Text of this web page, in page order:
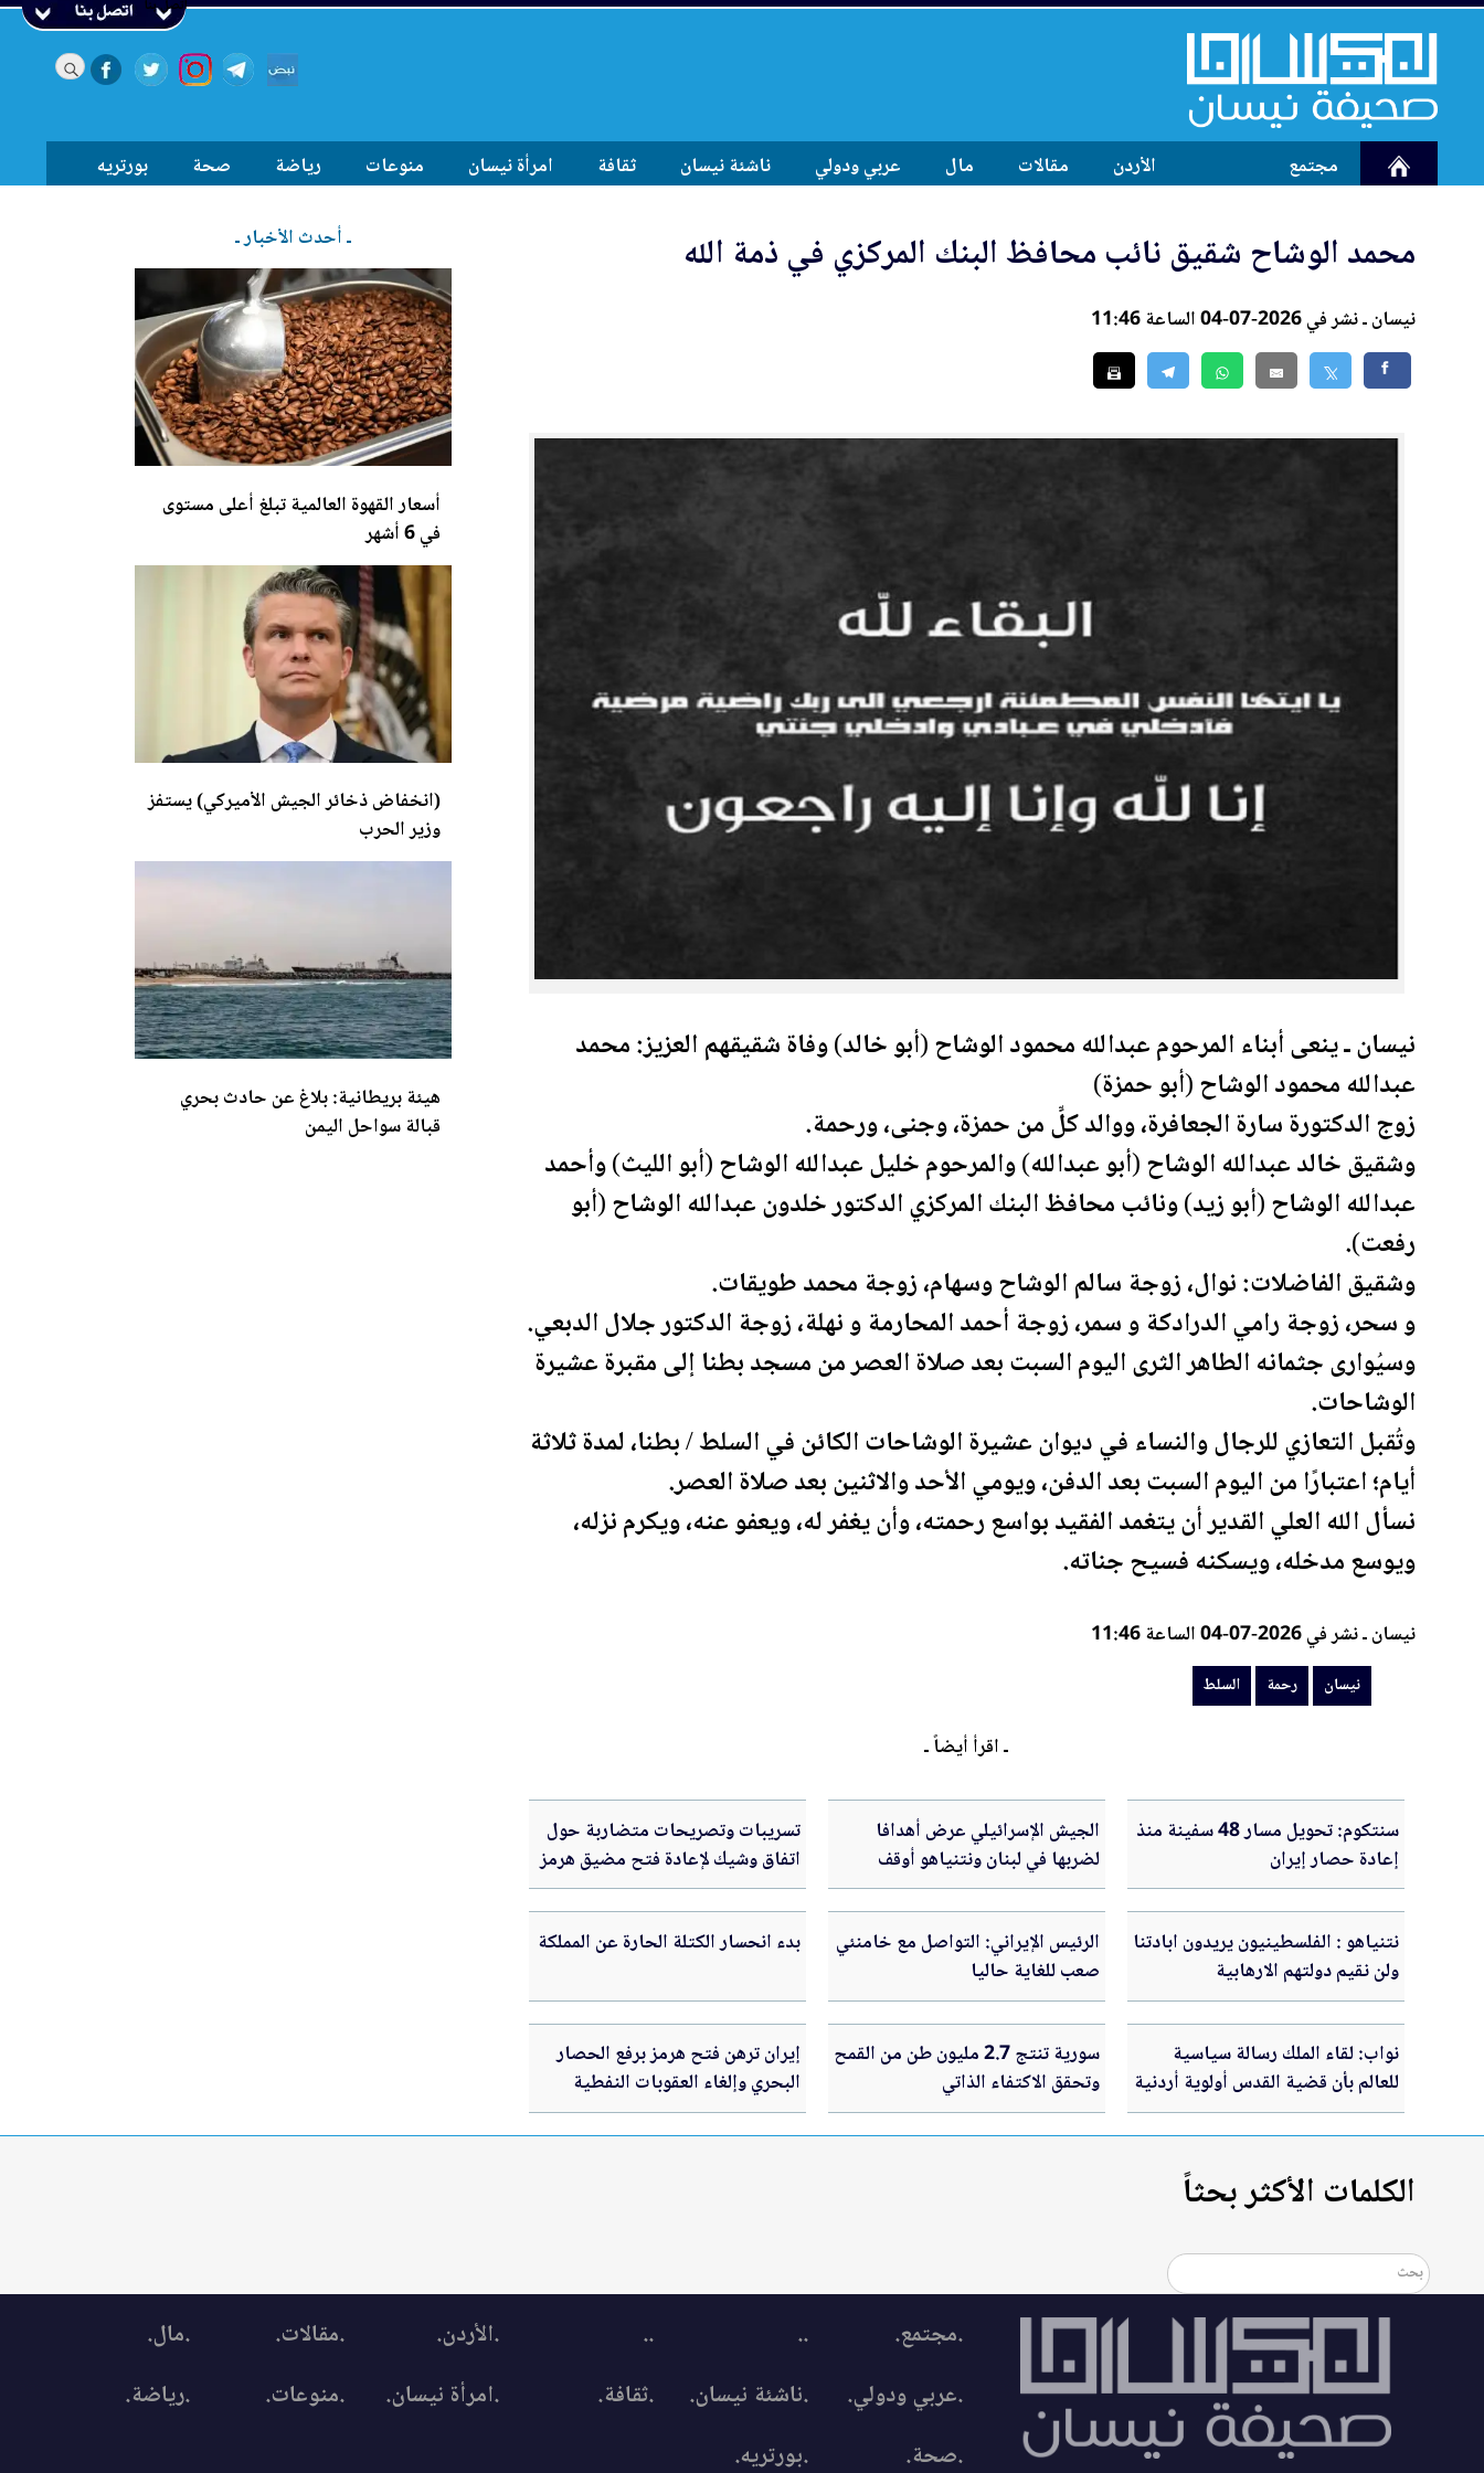
اتصل بنا
مجتمع الأردن مقالات مال عربي ودولي ناشئة نيسان ثقافة امرأة نيسان منوعات رياضة صحة بورتريه
محمد الوشاح شقيق نائب محافظ البنك المركزي في ذمة الله
نيسان ـ نشر في 2026-07-04 الساعة 11:46
نيسان ـ ينعى أبناء المرحوم عبدالله محمود الوشاح (أبو خالد) وفاة شقيقهم العزيز: محمد
عبدالله محمود الوشاح (أبو حمزة)
زوج الدكتورة سارة الجعافرة، ووالد كلٍّ من حمزة، وجنى، ورحمة.
وشقيق خالد عبدالله الوشاح (أبو عبدالله) والمرحوم خليل عبدالله الوشاح (أبو الليث) وأحمد
عبدالله الوشاح (أبو زيد) ونائب محافظ البنك المركزي الدكتور خلدون عبدالله الوشاح (أبو
رفعت).
وشقيق الفاضلات: نوال، زوجة سالم الوشاح وسهام، زوجة محمد طويقات.
و سحر، زوجة رامي الدرادكة و سمر، زوجة أحمد المحارمة و نهلة، زوجة الدكتور جلال الدبعي.
وسيُوارى جثمانه الطاهر الثرى اليوم السبت بعد صلاة العصر من مسجد بطنا إلى مقبرة عشيرة
الوشاحات.
وتُقبل التعازي للرجال والنساء في ديوان عشيرة الوشاحات الكائن فيالسلط/ بطنا، لمدة ثلاثة
أيام؛ اعتبارًا من اليوم السبت بعد الدفن، ويومي الأحد والاثنين بعد صلاة العصر.
نسأل الله العلي القدير أن يتغمد الفقيد بواسع رحمته، وأن يغفر له، ويعفو عنه، ويكرم نزله،
ويوسع مدخله، ويسكنه فسيح جناته.
نيسان ـ نشر في 2026-07-04 الساعة 11:46
نيسان رحمة السلط
ـ اقرأ أيضاً ـ
سنتكوم: تحويل مسار 48 سفينة منذ
إعادة حصار إيران
الجيش الإسرائيلي عرض أهدافا
لضربها في لبنان ونتنياهو أوقف
تنفيذها خشية الانتقادات الأميركية
تسريبات وتصريحات متضاربة حول
اتفاق وشيك لإعادة فتح مضيق هرمز
نتنياهو : الفلسطينيون يريدون ابادتنا
ولن نقيم دولتهم الارهابية
الرئيس الإيراني: التواصل مع خامنئي
صعب للغاية حاليا
بدء انحسار الكتلة الحارة عن المملكة
نواب: لقاء الملك رسالة سياسية
للعالم بأن قضية القدس أولوية أردنية
سورية تنتج 2.7 مليون طن من القمح
وتحقق الاكتفاء الذاتي
إيران ترهن فتح هرمز برفع الحصار
البحري وإلغاء العقوبات النفطية
ـ أحدث الأخبار ـ
أسعار القهوة العالمية تبلغ أعلى مستوى
في 6 أشهر
(انخفاض ذخائر الجيش الأميركي) يستفز
وزير الحرب
هيئة بريطانية: بلاغ عن حادث بحري
قبالة سواحل اليمن
الكلمات الأكثر بحثاً
.مجتمع. ..
.. .الأردن. .مقالات.
.مال.
.عربي ودولي.
.ناشئة نيسان. .ثقافة. .امرأة نيسان. .منوعات.
.رياضة.
.صحة.
.بورتريه.